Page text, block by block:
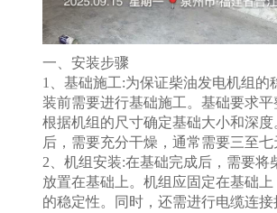
一、安装步骤
1、基础施工:为保证柴油发电机组的
装前需要进行基础施工。基础要求
根据机组的尺寸确定基础大小和深
后，需要充分干燥，通常需要三至七
2、机组安装:在基础完成后，需要将
放置在基础上。机组应固定在基础上
的稳定性。同时，还需进行电缆连接